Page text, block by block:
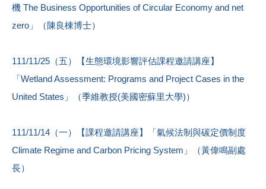
機 The Business Opportunities of Circular Economy and net
zero」（陳良棟博士）
111/11/25（五）【生態環境影響評估課程邀請講座】
「Wetland Assessment: Programs and Project Cases in the
United States」（季維教授(美國密蘇里大學)）
111/11/14（一）【課程邀請講座】「氣候法制與碳定價制度
Climate Regime and Carbon Pricing System」（黃偉鳴副處
長）